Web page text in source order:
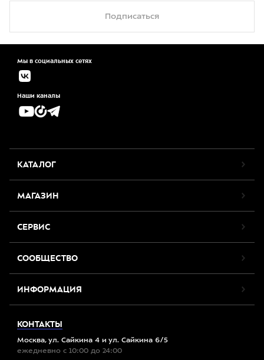
Подписаться
Мы в социальных сетях
Наши каналы
КАТАЛОГ
МАГАЗИН
СЕРВИС
СООБЩЕСТВО
ИНФОРМАЦИЯ
КОНТАКТЫ
Москва, ул. Сайкина 4 и ул. Сайкина 6/5
ежедневно с 10:00 до 24:00